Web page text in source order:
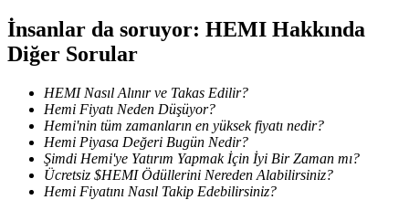
Launchpool
İnsanlar da soruyor: HEMI Hakkında
Diğer Sorular
HEMI Nasıl Alınır ve Takas Edilir?
Hemi Fiyatı Neden Düşüyor?
Hemi'nin tüm zamanların en yüksek fiyatı nedir?
Hemi Piyasa Değeri Bugün Nedir?
Şimdi Hemi'ye Yatırım Yapmak İçin İyi Bir Zaman mı?
Ücretsiz $HEMI Ödüllerini Nereden Alabilirsiniz?
Hemi Fiyatını Nasıl Takip Edebilirsiniz?